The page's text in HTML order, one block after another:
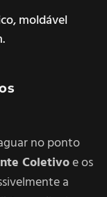
moldável
no ponto
Coletivoe os
a